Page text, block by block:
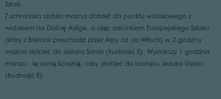
Szlaki
Z schroniska szybko można dotrzeć do punktu widokowego z
widokiem na Dolinę Adige, a idąc odcinkiem Europejskiego Szlaku
(który z Bretanii przechodzi przez Alpy aż do Włoch) w 2 godziny
można dotrzeć do Jeziora Santo (trudność E). Wystarczy 1 godzina
marszu - tą samą ścieżką - aby dotrzeć do biotopu Jeziora Valda
(trudność E).